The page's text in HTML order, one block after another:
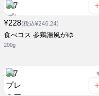
¥228(税込¥246.24)
食べコス 参鶏湯風がゆ
200g